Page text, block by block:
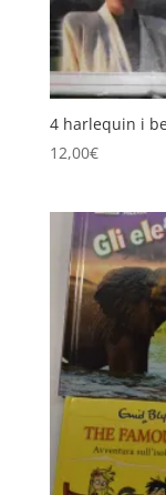
4 harlequin i
12,00€